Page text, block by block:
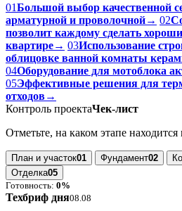
01Большой выбор качественной
арматурной и проволочной→ 02
позволит каждому сделать
квартире→ 03Использование
облицовке ванной комнаты
04Оборудование для мотоблока
05Эффективные решения для
отходов→
Контроль проектаЧек-лист
Отметьте, на каком этапе
План и участок01 Фундамент02
Отделка05
Готовность: 0%
Техбриф дня08.08